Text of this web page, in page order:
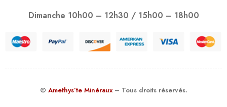
Dimanche 10h00 – 12h30 / 15h00 – 18h00
© Amethys’te Minéraux – Tous droits réservés.